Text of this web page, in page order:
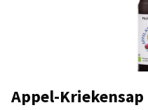
Appel-Kriekensap